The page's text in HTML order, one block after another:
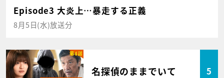
Episode3 大炎上…暴走する正義
8月5日(水)放送分
名探偵のままでいて 5